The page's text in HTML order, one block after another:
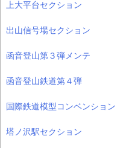
上大平台セクション
出山信号場セクション
函音登山第３弾メンテ
函音登山鉄道第４弾
国際鉄道模型コンベンション
塔ノ沢駅セクション